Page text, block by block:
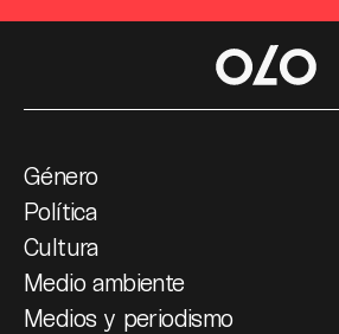
Género
Política
Cultura
Medio ambiente
Medios y periodismo